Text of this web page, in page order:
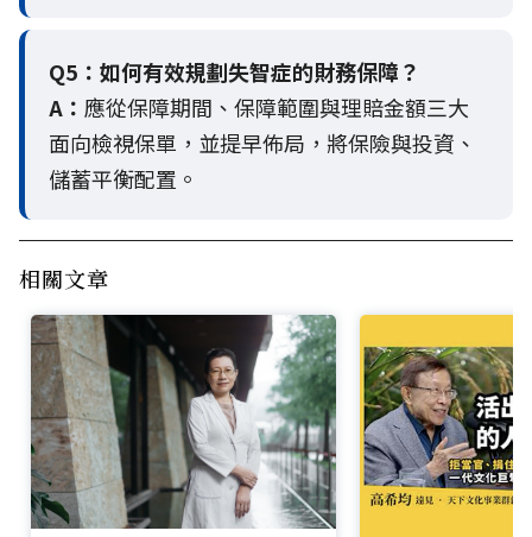
Q5： 如何有效規劃失智症的財務保障？
A： 應從保障期間、保障範圍與理賠金額三大
面向檢視保單，並提早佈局，將保險與投資、
儲蓄平衡配置。
相關文章